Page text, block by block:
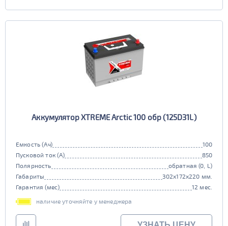
Аккумулятор XTREME Arctic 100 обр (125D31L)
Емкость (Ач)
100
Пусковой ток (А)
850
Полярность
обратная (0, L)
Габариты
302x172x220 мм.
Гарантия (мес)
12 мес.
наличие уточняйте у менеджера